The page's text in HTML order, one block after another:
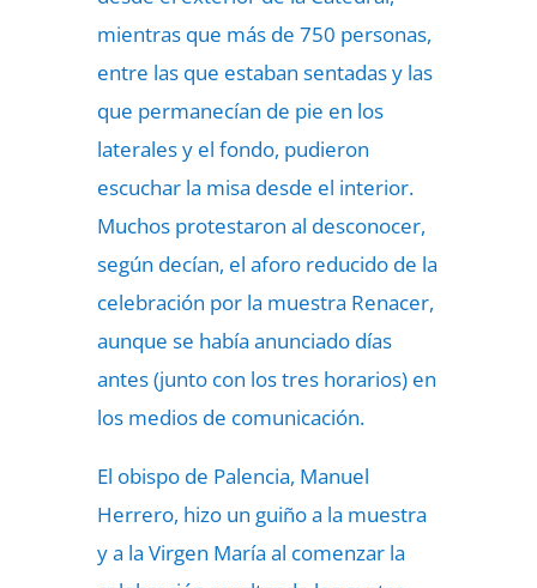
mientras que más de 750 personas,
entre las que estaban sentadas y las
que permanecían de pie en los
laterales y el fondo, pudieron
escuchar la misa desde el interior.
Muchos protestaron al desconocer,
según decían, el aforo reducido de la
celebración por la muestra Renacer,
aunque se había anunciado días
antes (junto con los tres horarios) en
los medios de comunicación.
El obispo de Palencia, Manuel
Herrero, hizo un guiño a la muestra
y a la Virgen María al comenzar la